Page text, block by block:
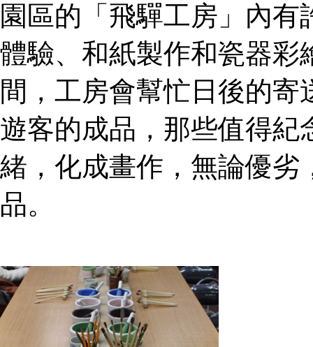
園區的「飛驒工房」內
體驗、和紙製作和瓷器彩
間，工房會幫忙日後的
遊客的成品，那些值得紀
緒，化成畫作，無論優劣
品。